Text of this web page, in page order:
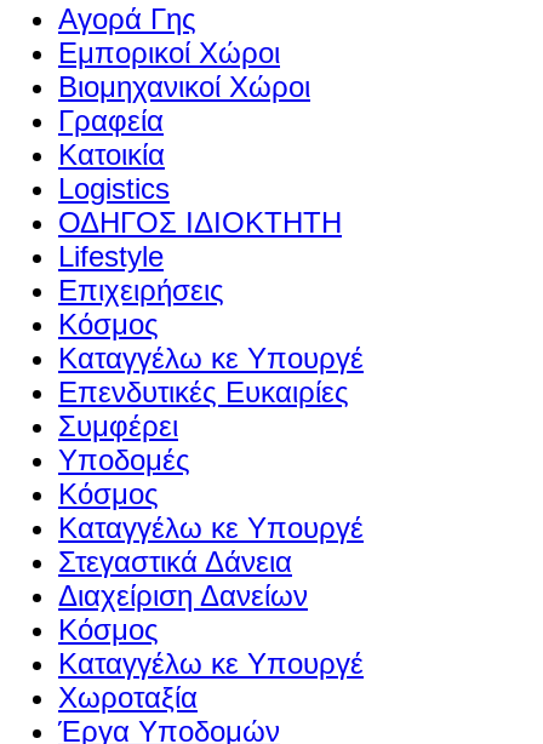
Αγορά Γης
Εμπορικοί Χώροι
Βιομηχανικοί Χώροι
Γραφεία
Κατοικία
Logistics
ΟΔΗΓΟΣ ΙΔΙΟΚΤΗΤΗ
Lifestyle
Επιχειρήσεις
Κόσμος
Καταγγέλω κε Υπουργέ
Επενδυτικές Ευκαιρίες
Συμφέρει
Υποδομές
Κόσμος
Καταγγέλω κε Υπουργέ
Στεγαστικά Δάνεια
Διαχείριση Δανείων
Κόσμος
Καταγγέλω κε Υπουργέ
Χωροταξία
Έργα Υποδομών